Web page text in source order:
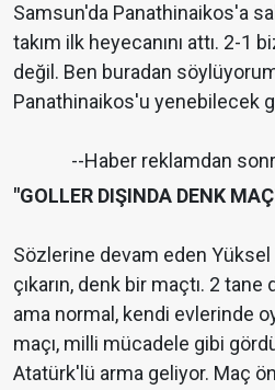
Samsun'da Panathinaikos'a
takım ilk heyecanını attı. 2-1
değil. Ben buradan
Panathinaikos'u yenebilecek
--Haber reklamdan
"GOLLER DIŞINDA DENK
Sözlerine devam eden Yüksel
çıkarın, denk bir maçtı. 2
ama normal, kendi evlerinde
maçı, milli mücadele gibi
Atatürk'lü arma geliyor. Maç